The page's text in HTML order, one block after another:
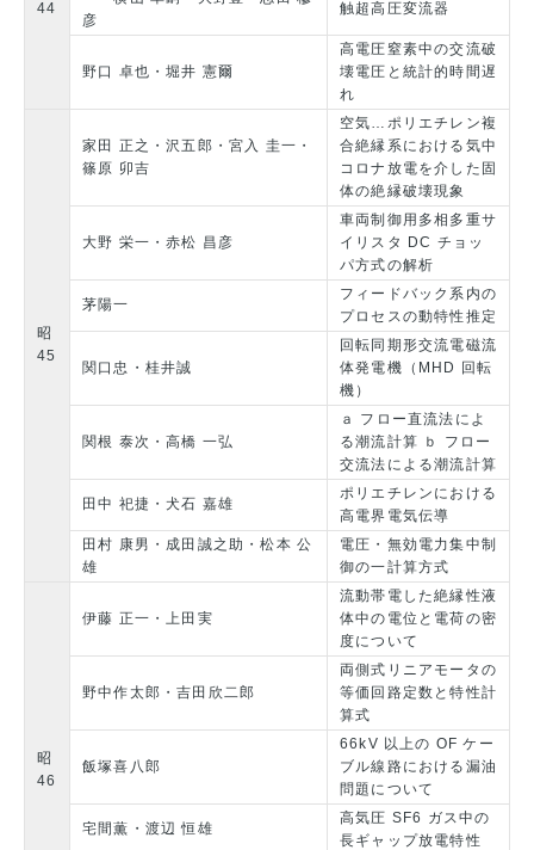
44
彦
触超高圧変流器
野口 卓也・堀井 憲爾
高電圧窒素中の交流破
壊電圧と統計的時間遅
れ
昭
45
家田 正之・沢五郎・宮入 圭一・
篠原 卯吉
空気…ポリエチレン複
合絶縁系における気中
コロナ放電を介した固
体の絶縁破壊現象
大野 栄一・赤松 昌彦
車両制御用多相多重サ
イリスタ DC チョッ
パ方式の解析
茅陽一
フィードバック系内の
プロセスの動特性推定
関口忠・桂井誠
回転同期形交流電磁流
体発電機（MHD 回転
機）
関根 泰次・高橋 一弘
ａ フロー直流法によ
る潮流計算 ｂ フロー
交流法による潮流計算
田中 祀捷・犬石 嘉雄
ポリエチレンにおける
高電界電気伝導
田村 康男・成田誠之助・松本 公
雄
電圧・無効電力集中制
御の一計算方式
昭
46
伊藤 正一・上田実
流動帯電した絶縁性液
体中の電位と電荷の密
度について
野中作太郎・吉田欣二郎
両側式リニアモータの
等価回路定数と特性計
算式
飯塚喜八郎
66kV 以上の OF ケー
ブル線路における漏油
問題について
宅間薫・渡辺 恒雄
高気圧 SF6 ガス中の
長ギャップ放電特性